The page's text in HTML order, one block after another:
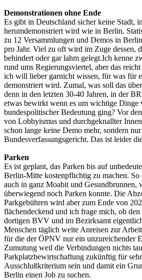
Demonstrationen ohne Ende
Es gibt in Deutschland sicher keine Stadt,
herumdemonstriert wird wie in Berlin.
zu 12 Versammlungen und Demos in
pro Jahr. Viel zu oft wird im Zuge dessen,
behindert oder gar lahm gelegt.Ich kenne
rund ums Regierungsviertel, aber das
ich will lieber garnicht wissen, für was für
demonstriert wird. Zumal, was soll das
denn in den letzten 30-40 Jahren, in der
etwas bewirkt wenn es um wichtige Dinge
bundespolitischer Bedeutung ging? Vor
von Lobbyismus und durchgeknallter
schon lange keine Demo mehr, sondern
Bundesverfassungsgericht. Das ist leider
Parken
Es ist geplant, das Parken bis auf
Berlin-Mitte kostenpflichtig zu machen. So
auch in ganz Moabit und Gesundbrunnen,
überwiegend noch Parken konnte. Die
Parkgebühren wird aber zum Ende von
flächendeckend und ich frage mich, ob
dortigen BVV und im Bezirksamt
Menschen täglich weite Anreisen zur
für die der ÖPNV nur ein unzureichender
Zumutung weil die Verbindungen nichts
Parkplatzbewirtschaftung zukünftig für
Ausschlußkriterium sein und damit ein
Berlin einen Job zu suchen.